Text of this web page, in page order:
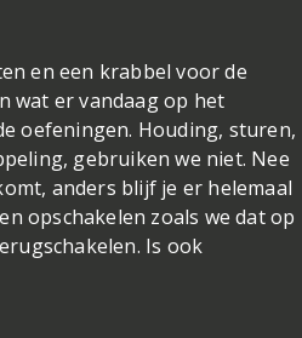
en een krabbel voor de
wat er vandaag op het
oefeningen. Houding, sturen,
gebruiken we niet. Nee
anders blijf je er helemaal
opschakelen zoals we dat op
Is ook